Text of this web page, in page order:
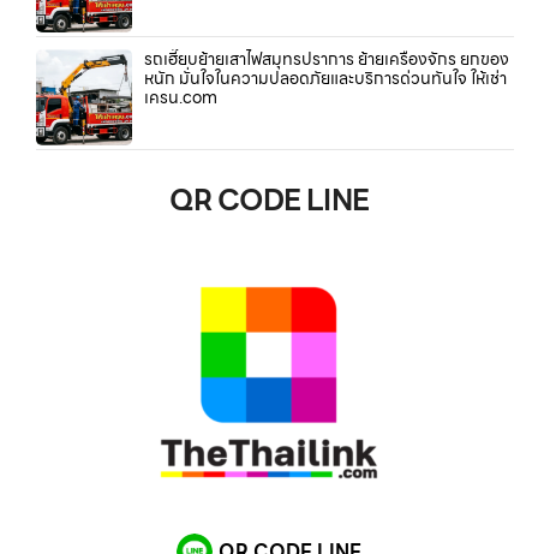
รถเฮี๊ยบย้ายเสาไฟสมุทรปราการ ย้ายเครื่องจักร ยกของ
หนัก มั่นใจในความปลอดภัยและบริการด่วนทันใจ ให้เช่า
เครน.com
QR CODE LINE